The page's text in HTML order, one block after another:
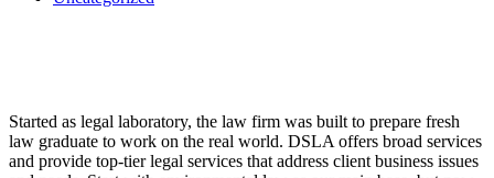
Started as legal laboratory, the law firm was built to prepare fresh
law graduate to work on the real world. DSLA offers broad services
and provide top-tier legal services that address client business issues